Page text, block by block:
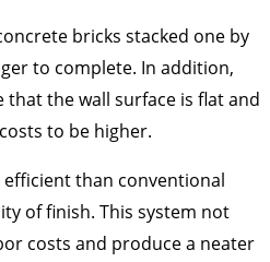
bricks stacked one by
to complete. In addition,
the wall surface is flat and
to be higher.
efficient than conventional
of finish. This system not
costs and produce a neater